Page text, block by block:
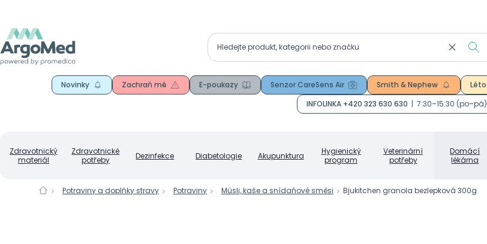
Zdravotnický
materiál
Zdravotnické
potřeby
Dezinfekce Diabetologie Akupunktura
Hygienický
program
Veterinární
potřeby
Domácí
lékárna
Novinky Zachraň mě E-poukazy Senzor CareSens Air Smith & Nephew Léto
INFOLINKA +420 323 630 630
7:30–15:30 (po–pá)
Potraviny a doplňky stravy Potraviny Müsli, kaše a snídaňové směsi Bjukitchen granola bezlepková 300g